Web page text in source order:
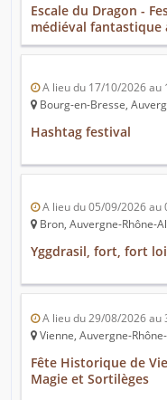
Escale du Dragon -
médiéval fantastique
A lieu du 17/10/2026 au
Bourg-en-Bresse,
Hashtag festival
A lieu du 05/09/2026 au
Bron, Auvergne-Rhône-
Yggdrasil, fort, fort
A lieu du 29/08/2026 au
Vienne, Auvergne-
Fête Historique de
Magie et Sortilèges